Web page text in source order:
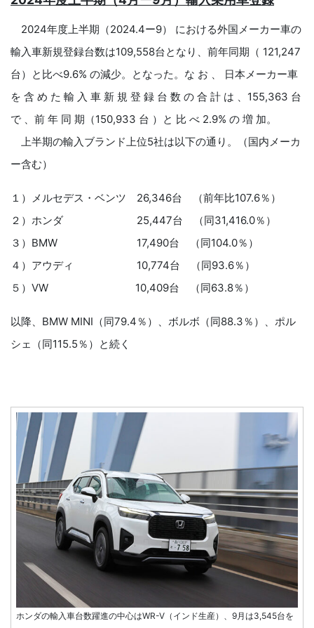
2024年度上半期（2024.4ー9） における外国メーカー車の
輸入車新規登録台数は109,558台となり、前年同期（ 121,247
台）と比べ9.6% の減少。となった。な お 、 日本メーカー車
を 含 め た 輸 入 車 新 規 登 録 台 数 の 合 計 は 、155,363 台
で 、前 年 同 期（150,933 台 ）と 比 べ 2.9% の 増 加。
上半期の輸入ブランド上位5社は以下の通り。（国内メーカ
ー含む）
１）メルセデス・ベンツ 26,346台 （前年比107.6％）
２）ホンダ 25,447台 （同31,416.0％）
３）BMW 17,490台 （同104.0％）
４）アウディ 10,774台 （同93.6％）
５）VW 10,409台 （同63.8％）
以降、BMW MINI（同79.4％）、ボルボ（同88.3％）、ポル
シェ（同115.5％）と続く
ホンダの輸入車台数躍進の中心はWR-V（インド生産）、9月は3,545台を